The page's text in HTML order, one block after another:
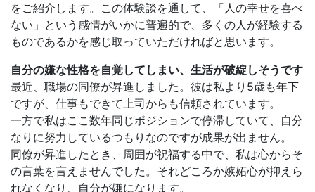
をご紹介します。この体験談を通して、「人の幸せを喜べ
ない」という感情がいかに普遍的で、多くの人が経験する
ものであるかを感じ取っていただければと思います。
自分の嫌な性格を自覚してしまい、生活が破綻しそうです
最近、職場の同僚が昇進しました。彼は私より5歳も年下
ですが、仕事もできて上司からも信頼されています。
一方で私はここ数年同じポジションで停滞していて、自分
なりに努力しているつもりなのですが成果が出ません。
同僚が昇進したとき、周囲が祝福する中で、私は心からそ
の言葉を言えませんでした。それどころか嫉妬心が抑えら
れなくなり、自分が嫌になります。